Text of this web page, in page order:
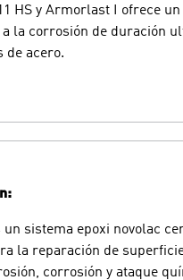
HS y Armorlast I ofrece
la corrosión de duración
de acero.
un sistema epoxi novolac
la reparación de
corrosión y ataque